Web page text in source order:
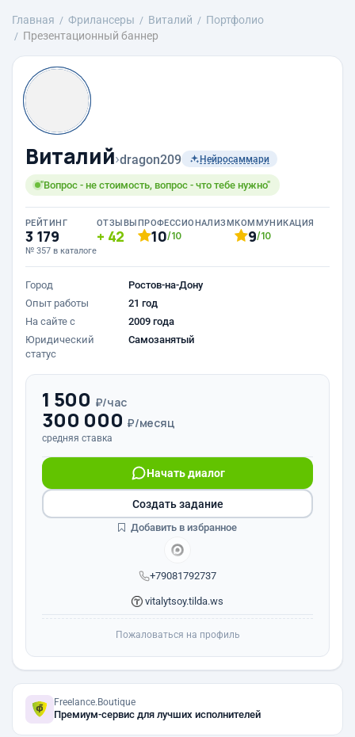
Главная Фрилансеры Виталий
Портфолио
Презентационный баннер
Виталий›dragon209 Нейросаммари
"Вопрос - не стоимость, вопрос - что тебе нужно"
РЕЙТИНГ
3 179
№ 357 в каталоге
ОТЗЫВЫ
42
ПРОФЕССИОНАЛИЗМ
10/10
КОММУНИКАЦИЯ
9/10
Город
Ростов-на-Дону
Опыт работы
21 год
На сайте с
2009 года
Юридический
статус
Самозанятый
1 500 ₽/час
300 000 ₽/месяц
средняя ставка
+79081792737
Начать диалог
vitalytsoy.tilda.ws
Создать задание
Добавить в избранное
Пожаловаться на профиль
Freelance.Boutique
Премиум-сервис для лучших исполнителей